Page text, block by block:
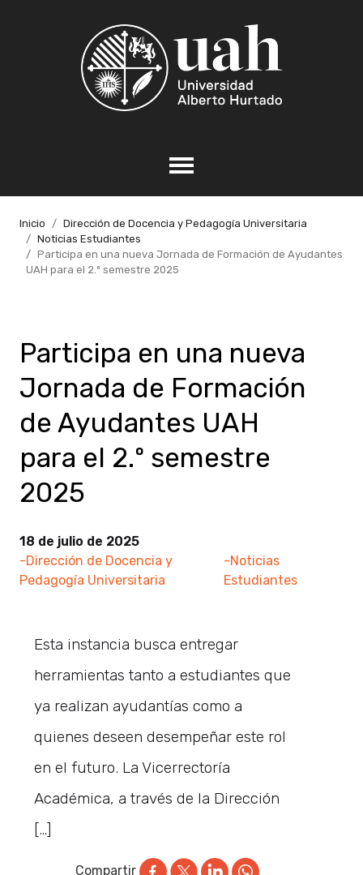
Inicio
Dirección de Docencia y Pedagogía Universitaria
Noticias Estudiantes
Participa en una nueva Jornada de Formación de Ayudantes
UAH para el 2.º semestre 2025
Participa en una nueva
Jornada de Formación
de Ayudantes UAH
para el 2.º semestre
2025
18 de julio de 2025
-Dirección de Docencia y
Pedagogía Universitaria
-Noticias
Estudiantes
Esta instancia busca entregar
herramientas tanto a estudiantes que
ya realizan ayudantías como a
quienes deseen desempeñar este rol
en el futuro. La Vicerrectoría
Académica, a través de la Dirección
[…]
Compartir